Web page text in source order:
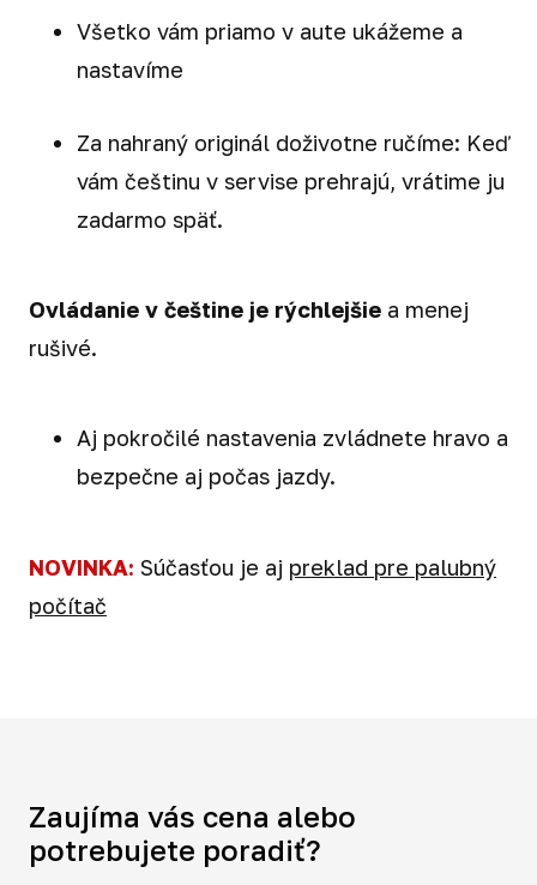
Všetko vám priamo v aute ukážeme a
nastavíme
Za nahraný originál doživotne ručíme: Keď
vám češtinu v servise prehrajú, vrátime ju
zadarmo späť.
Ovládanie v češtine je rýchlejšie a menej
rušivé.
Aj pokročilé nastavenia zvládnete hravo a
bezpečne aj počas jazdy.
NOVINKA: Súčasťou je aj preklad pre palubný
počítač
Zaujíma vás cena alebo
potrebujete poradiť?